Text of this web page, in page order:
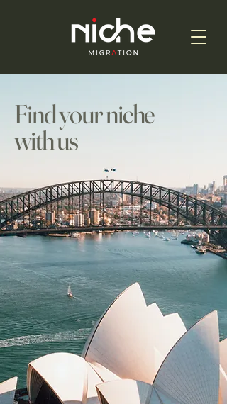
Find your niche
with us